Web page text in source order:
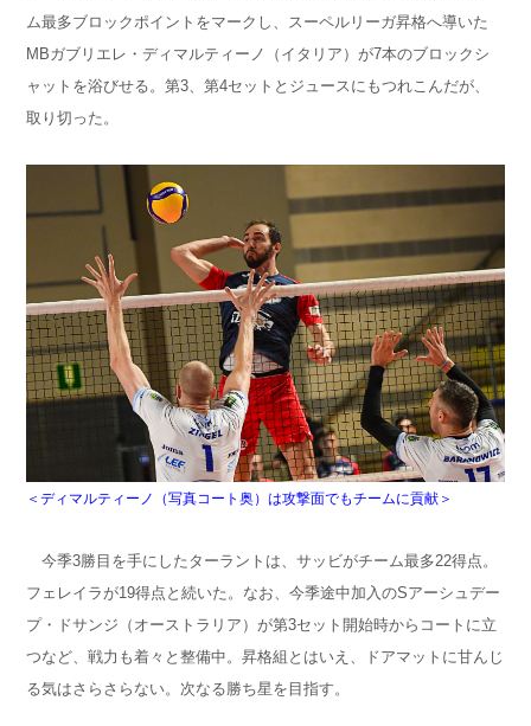
ム最多ブロックポイントをマークし、スーペルリーガ昇格へ導いた
MBガブリエレ・ディマルティーノ（イタリア）が7本のブロックシ
ャットを浴びせる。第3、第4セットとジュースにもつれこんだが、
取り切った。
＜ディマルティーノ（写真コート奥）は攻撃面でもチームに貢献＞
今季3勝目を手にしたターラントは、サッビがチーム最多22得点。
フェレイラが19得点と続いた。なお、今季途中加入のSアーシュデー
プ・ドサンジ（オーストラリア）が第3セット開始時からコートに立
つなど、戦力も着々と整備中。昇格組とはいえ、ドアマットに甘んじ
る気はさらさらない。次なる勝ち星を目指す。